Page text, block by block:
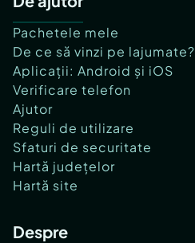
Pachetele mele
De ce să vinzi pe lajumate?
Aplicații: Android și iOS
Verificare telefon
Ajutor
Reguli de utilizare
Sfaturi de securitate
Hartă județelor
Hartă site
Despre